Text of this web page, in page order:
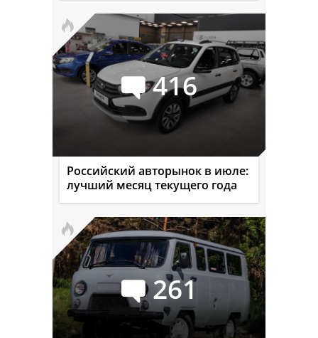
416
Российский авторынок в июле:
лучший месяц текущего года
261